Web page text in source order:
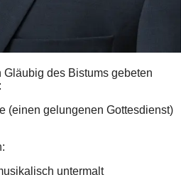
Gläubig des Bistums gebeten
(einen gelungenen Gottesdienst)
untermalt